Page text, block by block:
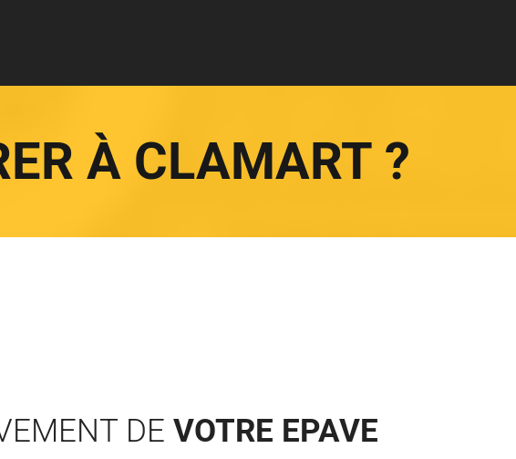
À CLAMART ?
DE VOTRE EPAVE